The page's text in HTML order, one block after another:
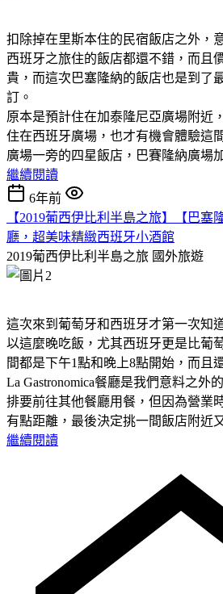
扣除掉在里斯本住的民宿飯店之外，
西班牙之旅住的飯店都還不錯，而且
貴，而這次巴塞隆納的飯店也是到了
訂。
原本是預計住在加泰隆尼亞廣場附近
住在西班牙廣場，也才有機會體驗這
廣場一旁的四星飯店，巴賽隆納廣場
繼續閱讀
6年前
【2019葡西伊比利半島之旅】【巴塞
廳，超美味精緻西班牙小酒館
2019葡西伊比利半島之旅 國外旅遊
這次來到葡萄牙和西班牙才第一次知
以這麼晚吃飯，尤其西班牙更是比葡
間都是下午1點和晚上8點開始，而且
La Gastronomica餐廳是我們意料之外
排要前往其他餐廳用餐，但因為營業
有點距離，最後決定挑一間飯店附近
繼續閱讀